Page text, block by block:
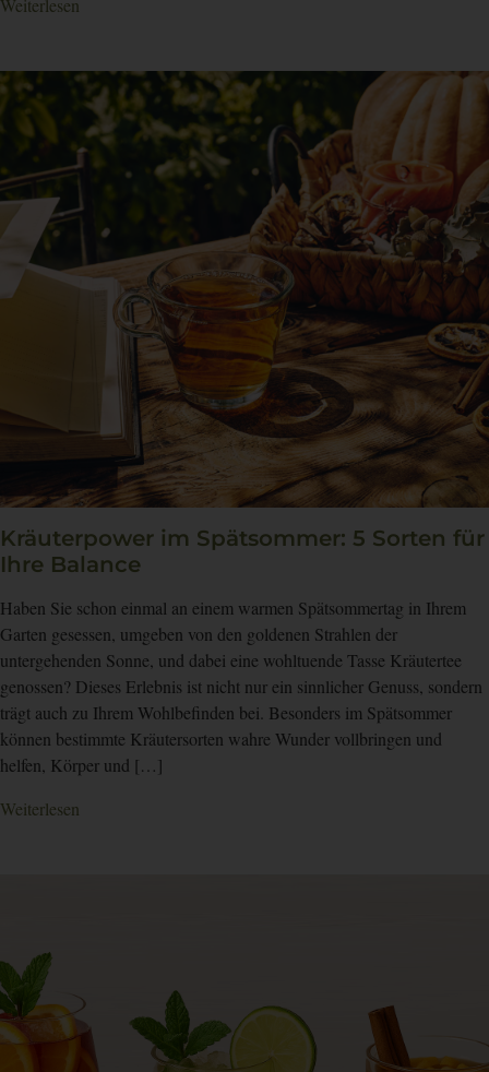
Weiterlesen
Kräuterpower im Spätsommer: 5 Sorten für
Ihre Balance
Haben Sie schon einmal an einem warmen Spätsommertag in Ihrem
Garten gesessen, umgeben von den goldenen Strahlen der
untergehenden Sonne, und dabei eine wohltuende Tasse Kräutertee
genossen? Dieses Erlebnis ist nicht nur ein sinnlicher Genuss, sondern
trägt auch zu Ihrem Wohlbefinden bei. Besonders im Spätsommer
können bestimmte Kräutersorten wahre Wunder vollbringen und
helfen, Körper und […]
Weiterlesen